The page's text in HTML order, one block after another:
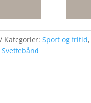
Kategorier: Sport og fritid,
Svettebånd